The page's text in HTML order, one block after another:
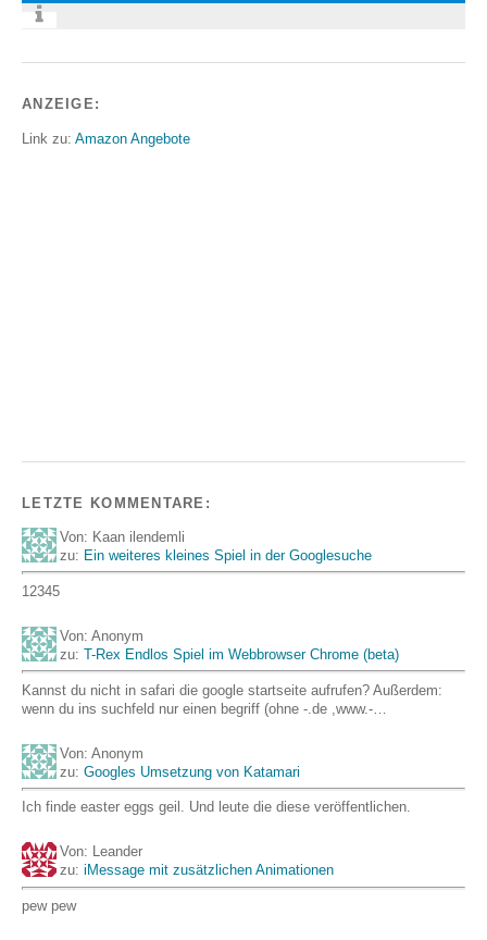
ANZEIGE:
Link zu: Amazon Angebote
LETZTE KOMMENTARE:
Von: Kaan ilendemli
zu: Ein weiteres kleines Spiel in der Googlesuche
12345
Von: Anonym
zu: T-Rex Endlos Spiel im Webbrowser Chrome (beta)
Kannst du nicht in safari die google startseite aufrufen? Außerdem:
wenn du ins suchfeld nur einen begriff (ohne -.de ,www.-…
Von: Anonym
zu: Googles Umsetzung von Katamari
Ich finde easter eggs geil. Und leute die diese veröffentlichen.
Von: Leander
zu: iMessage mit zusätzlichen Animationen
pew pew